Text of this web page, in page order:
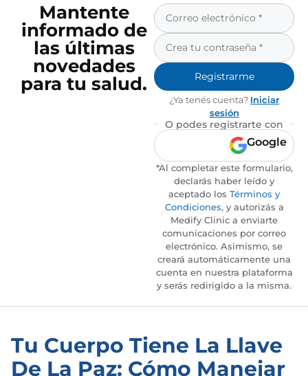
Mantente
informado de
las últimas
novedades
para tu salud.
Registrarme
¿Ya tenés cuenta? Iniciar
sesión
O podes registrarte con
Google
*Al completar este formulario,
declarás haber leído y
aceptado los Términos y
Condiciones, y autorizás a
Medify Clinic a enviarte
comunicaciones por correo
electrónico. Asimismo, se
creará automáticamente una
cuenta en nuestra plataforma
y serás redirigido a la misma.
Tu Cuerpo Tiene La Llave
De La Paz: Cómo Manejar